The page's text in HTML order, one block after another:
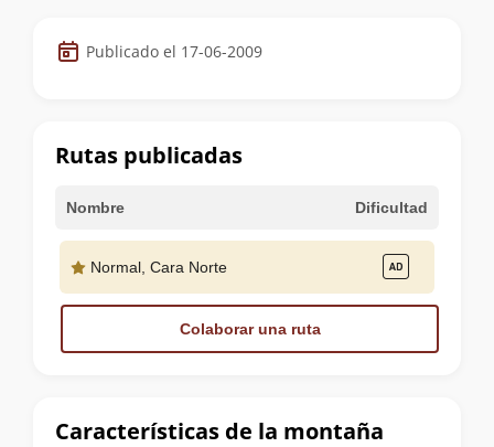
Datos
de
cumbre
Publicado el 17-06-2009
Características de la montaña
Rutas publicadas
Nombre Dificultad
Normal, Cara Norte
Colaborar una ruta